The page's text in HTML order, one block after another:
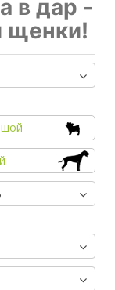
64 77
в дар -
щенки!